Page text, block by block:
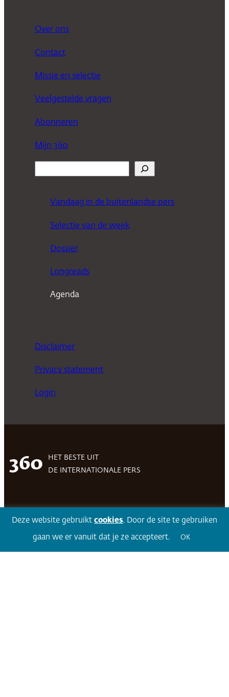
Over ons
Contact
Missie en selectie
Veelgestelde vragen
Abonneren
Mijn 360
Vandaag in de buitenlandse pers
Selectie van de week
Dossier
Longreads
Agenda
Disclaimer
Privacy statement
Login
360
HET BESTE UIT
DE INTERNATIONALE PERS
Volg 360Facebook LinkedIn Twitter
Deze website gebruikt cookies. Door de site te gebruiken
gaan we er vanuit dat je ze accepteert. OK